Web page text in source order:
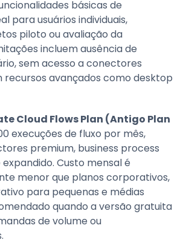
básicas de
para usuários individuais,
piloto ou avaliação da
incluem ausência de
sem acesso a conectores
recursos avançados como desktop
Cloud Flows Plan (Antigo Plan
execuções de fluxo por mês,
premium, business process
Custo mensal é
menor que planos corporativos,
para pequenas e médias
quando a versão gratuita
de volume ou